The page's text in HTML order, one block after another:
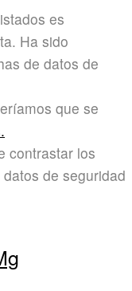
es
Ha sido
de datos de
que se
contrastar los
de seguridad